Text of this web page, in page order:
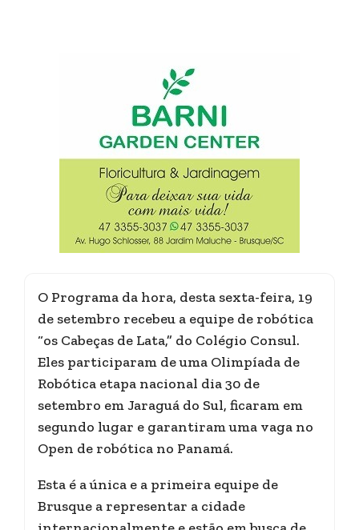
O Programa da hora, desta sexta-feira, 19
de setembro recebeu a equipe de robótica
“os Cabeças de Lata,” do Colégio Consul.
Eles participaram de uma Olimpíada de
Robótica etapa nacional dia 30 de
setembro em Jaraguá do Sul, ficaram em
segundo lugar e garantiram uma vaga no
Open de robótica no Panamá.
Esta é a única e a primeira equipe de
Brusque a representar a cidade